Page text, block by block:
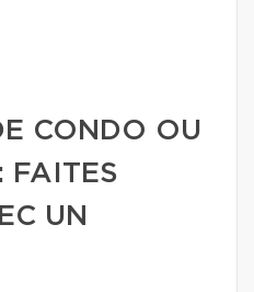
CONDO OU
FAITES
UN